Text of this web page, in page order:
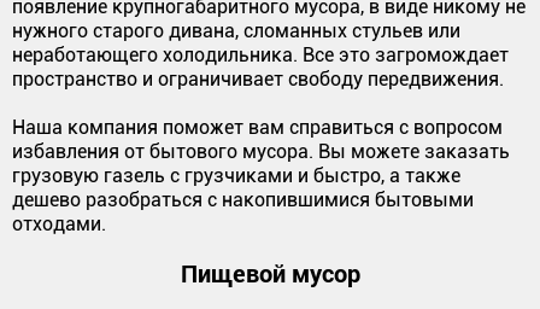
появление крупногабаритного мусора, в виде никому не
нужного старого дивана, сломанных стульев или
неработающего холодильника. Все это загромождает
пространство и ограничивает свободу передвижения.
Наша компания поможет вам справиться с вопросом
избавления от бытового мусора. Вы можете заказать
грузовую газель с грузчиками и быстро, а также
дешево разобраться с накопившимися бытовыми
отходами.
Пищевой мусор